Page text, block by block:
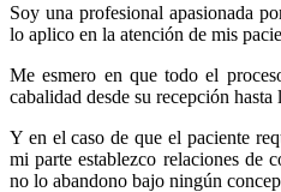
Soy una profesional apasionada
lo aplico en la atención de mis
Me esmero en que todo el
cabalidad desde su recepción
Y en el caso de que el paciente
mi parte establezco relaciones de
no lo abandono bajo ningún